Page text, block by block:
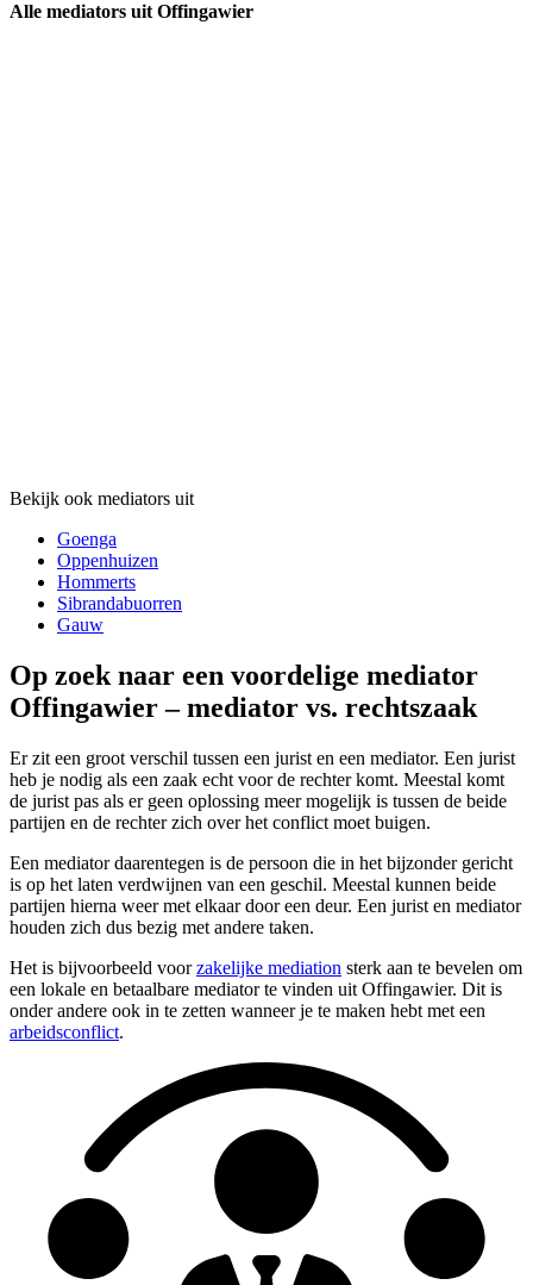
Alle mediators uit Offingawier
Bekijk ook mediators uit
Goenga
Oppenhuizen
Hommerts
Sibrandabuorren
Gauw
Op zoek naar een voordelige mediator
Offingawier – mediator vs. rechtszaak
Er zit een groot verschil tussen een jurist en een mediator. Een jurist
heb je nodig als een zaak echt voor de rechter komt. Meestal komt
de jurist pas als er geen oplossing meer mogelijk is tussen de beide
partijen en de rechter zich over het conflict moet buigen.
Een mediator daarentegen is de persoon die in het bijzonder gericht
is op het laten verdwijnen van een geschil. Meestal kunnen beide
partijen hierna weer met elkaar door een deur. Een jurist en mediator
houden zich dus bezig met andere taken.
Het is bijvoorbeeld voorzakelijke mediation sterk aan te bevelen om
een lokale en betaalbare mediator te vinden uit Offingawier. Dit is
onder andere ook in te zetten wanneer je te maken hebt met een
arbeidsconflict.